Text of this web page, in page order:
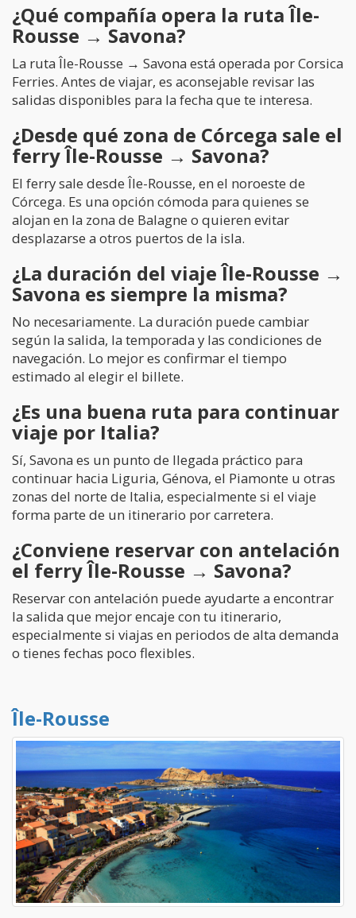
¿Qué compañía opera la ruta Île-
Rousse → Savona?
La ruta Île-Rousse → Savona está operada por Corsica
Ferries. Antes de viajar, es aconsejable revisar las
salidas disponibles para la fecha que te interesa.
¿Desde qué zona de Córcega sale el
ferry Île-Rousse → Savona?
El ferry sale desde Île-Rousse, en el noroeste de
Córcega. Es una opción cómoda para quienes se
alojan en la zona de Balagne o quieren evitar
desplazarse a otros puertos de la isla.
¿La duración del viaje Île-Rousse →
Savona es siempre la misma?
No necesariamente. La duración puede cambiar
según la salida, la temporada y las condiciones de
navegación. Lo mejor es confirmar el tiempo
estimado al elegir el billete.
¿Es una buena ruta para continuar
viaje por Italia?
Sí, Savona es un punto de llegada práctico para
continuar hacia Liguria, Génova, el Piamonte u otras
zonas del norte de Italia, especialmente si el viaje
forma parte de un itinerario por carretera.
¿Conviene reservar con antelación
el ferry Île-Rousse → Savona?
Reservar con antelación puede ayudarte a encontrar
la salida que mejor encaje con tu itinerario,
especialmente si viajas en periodos de alta demanda
o tienes fechas poco flexibles.
Île-Rousse